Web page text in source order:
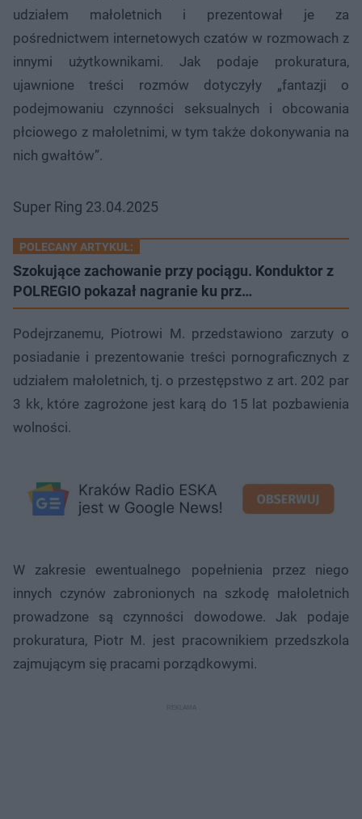
udziałem małoletnich i prezentował je za
pośrednictwem internetowych czatów w rozmowach z
innymi użytkownikami. Jak podaje prokuratura,
ujawnione treści rozmów dotyczyły „fantazji o
podejmowaniu czynności seksualnych i obcowania
płciowego z małoletnimi, w tym także dokonywania na
nich gwałtów”.
Super Ring 23.04.2025
POLECANY ARTYKUŁ:
Szokujące zachowanie przy pociągu. Konduktor z
POLREGIO pokazał nagranie ku prz…
Podejrzanemu, Piotrowi M. przedstawiono zarzuty o
posiadanie i prezentowanie treści pornograficznych z
udziałem małoletnich, tj. o przestępstwo z art. 202 par
3 kk, które zagrożone jest karą do 15 lat pozbawienia
wolności.
W zakresie ewentualnego popełnienia przez niego
innych czyn­ów zabronionych na szkodę małoletnich
prowadzone są czynności dowodowe. Jak podaje
prokuratura, Piotr M. jest pracownikiem przedszkola
zajmującym się pracami porządkowymi.